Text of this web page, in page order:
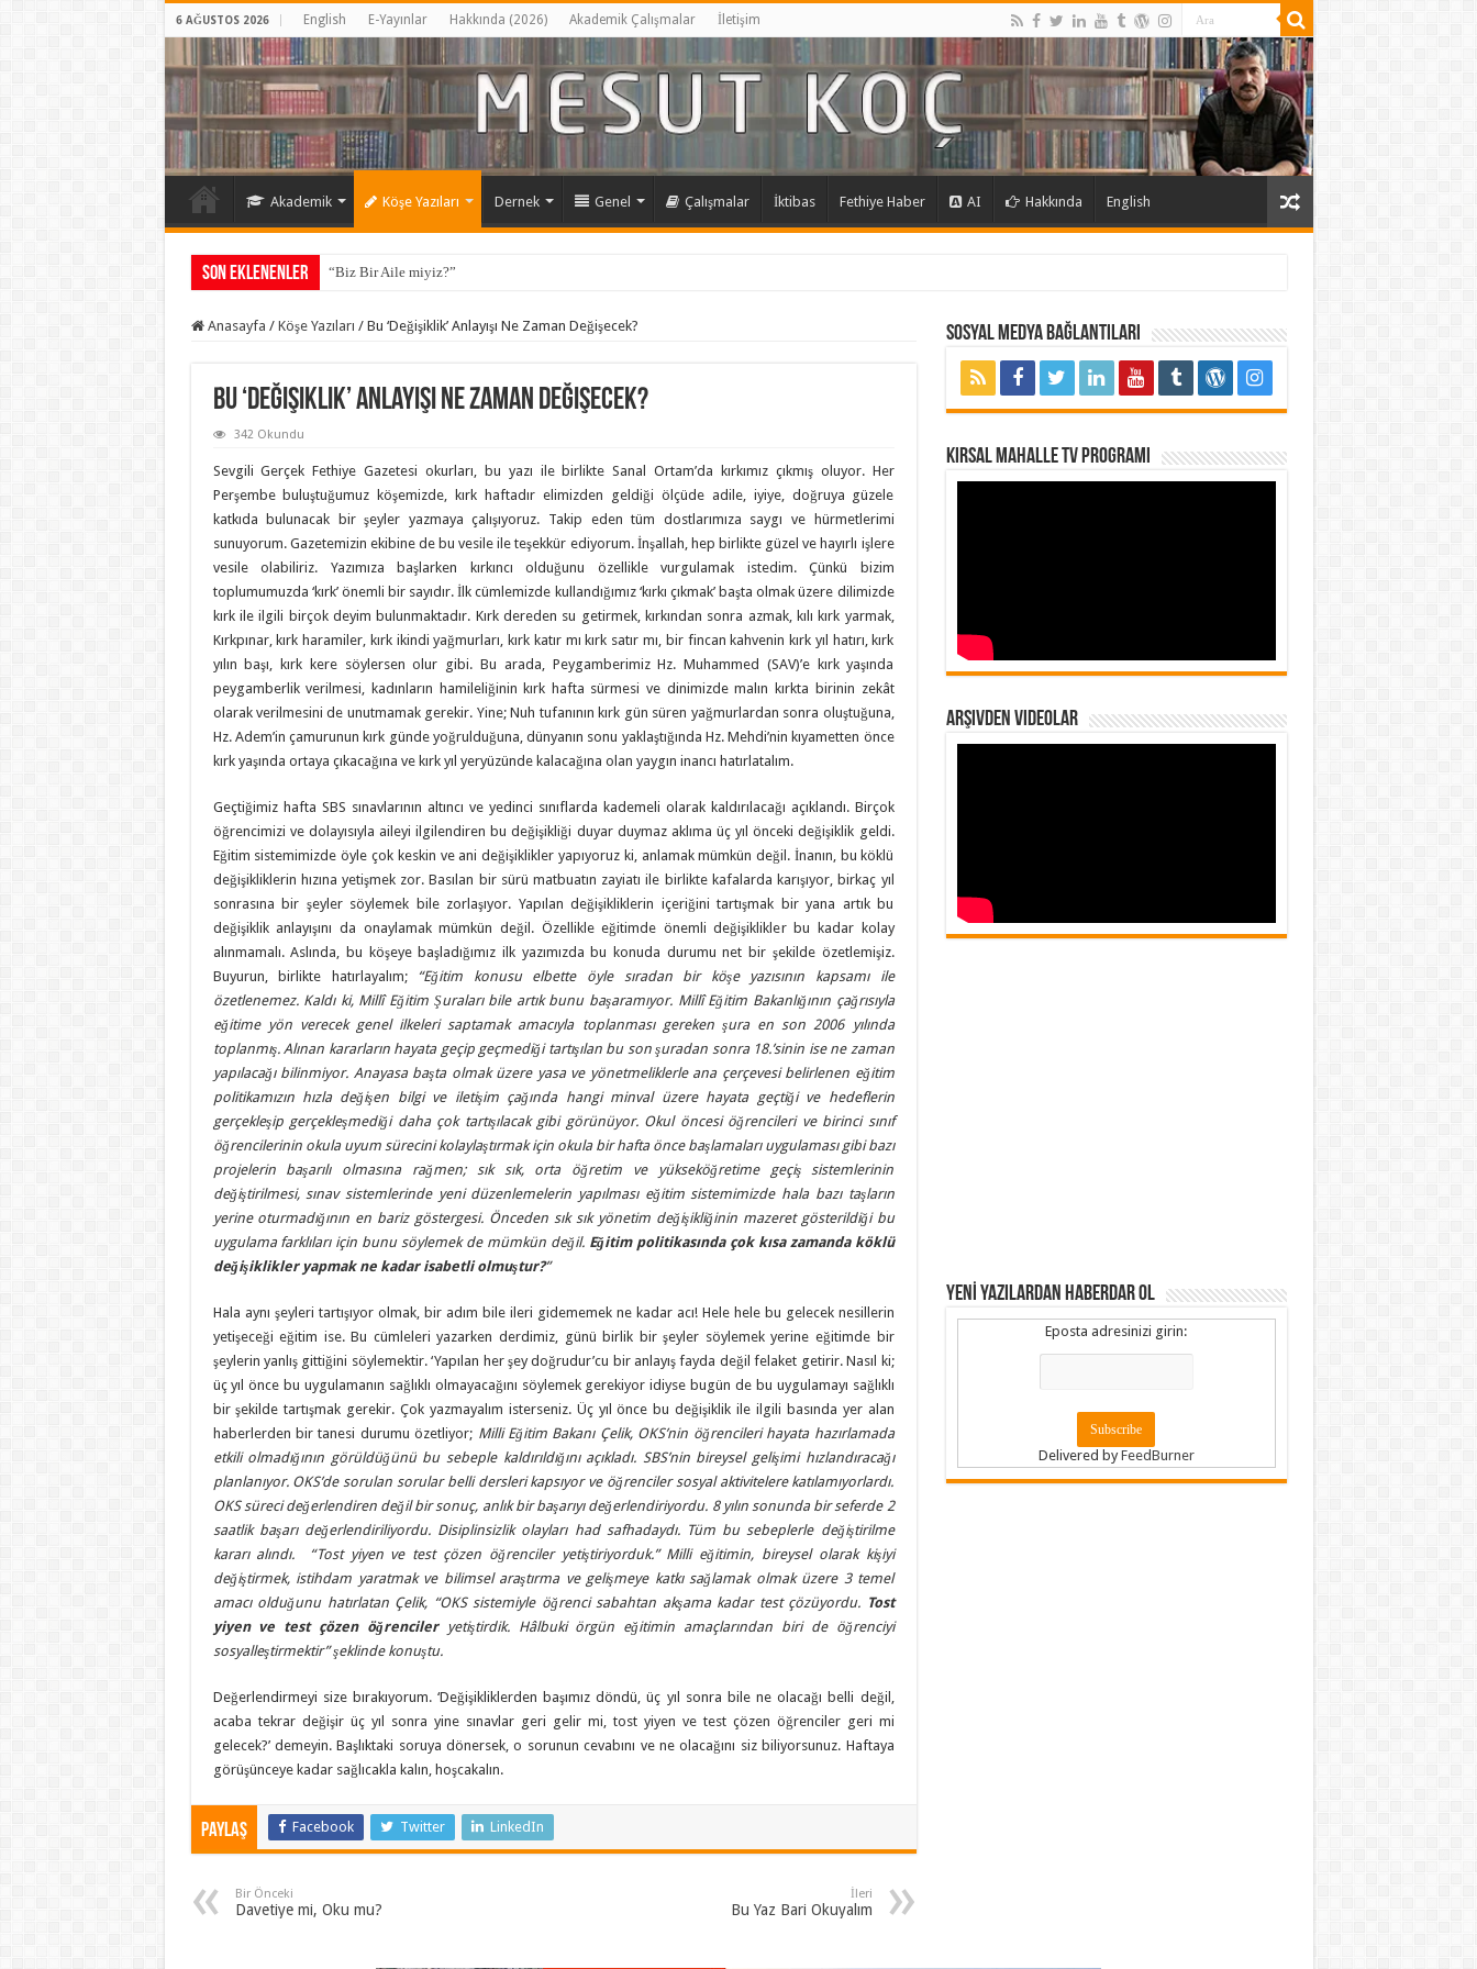
6 AĞUSTOS 2026 English E-Yayınlar Hakkında (2026) Akademik Çalışmalar İletişim
Akademik Köşe Yazıları Dernek Genel Çalışmalar İktibas Fethiye Haber AI Hakkında English
Son Eklenenler “Biz Bir Aile miyiz?”
Anasayfa / Köşe Yazıları / Bu ‘Değişiklik’ Anlayışı Ne Zaman Değişecek?
Bu ‘Değişiklik’ Anlayışı Ne Zaman Değişecek?
342 Okundu
Sevgili Gerçek Fethiye Gazetesi okurları, bu yazı ile birlikte Sanal Ortam’da kırkımız çıkmış oluyor. Her
Perşembe buluştuğumuz köşemizde, kırk haftadır elimizden geldiği ölçüde adile, iyiye, doğruya güzele
katkıda bulunacak bir şeyler yazmaya çalışıyoruz. Takip eden tüm dostlarımıza saygı ve hürmetlerimi
sunuyorum. Gazetemizin ekibine de bu vesile ile teşekkür ediyorum. İnşallah, hep birlikte güzel ve hayırlı işlere
vesile olabiliriz. Yazımıza başlarken kırkıncı olduğunu özellikle vurgulamak istedim. Çünkü bizim
toplumumuzda ‘kırk’ önemli bir sayıdır. İlk cümlemizde kullandığımız ‘kırkı çıkmak’ başta olmak üzere dilimizde
kırk ile ilgili birçok deyim bulunmaktadır. Kırk dereden su getirmek, kırkından sonra azmak, kılı kırk yarmak,
Kırkpınar, kırk haramiler, kırk ikindi yağmurları, kırk katır mı kırk satır mı, bir fincan kahvenin kırk yıl hatırı, kırk
yılın başı, kırk kere söylersen olur gibi. Bu arada, Peygamberimiz Hz. Muhammed (SAV)’e kırk yaşında
peygamberlik verilmesi, kadınların hamileliğinin kırk hafta sürmesi ve dinimizde malın kırkta birinin zekât
olarak verilmesini de unutmamak gerekir. Yine; Nuh tufanının kırk gün süren yağmurlardan sonra oluştuğuna,
Hz. Adem’in çamurunun kırk günde yoğrulduğuna, dünyanın sonu yaklaştığında Hz. Mehdi’nin kıyametten önce
kırk yaşında ortaya çıkacağına ve kırk yıl yeryüzünde kalacağına olan yaygın inancı hatırlatalım.
Geçtiğimiz hafta SBS sınavlarının altıncı ve yedinci sınıflarda kademeli olarak kaldırılacağı açıklandı. Birçok
öğrencimizi ve dolayısıyla aileyi ilgilendiren bu değişikliği duyar duymaz aklıma üç yıl önceki değişiklik geldi.
Eğitim sistemimizde öyle çok keskin ve ani değişiklikler yapıyoruz ki, anlamak mümkün değil. İnanın, bu köklü
değişikliklerin hızına yetişmek zor. Basılan bir sürü matbuatın zayiatı ile birlikte kafalarda karışıyor, birkaç yıl
sonrasına bir şeyler söylemek bile zorlaşıyor. Yapılan değişikliklerin içeriğini tartışmak bir yana artık bu
değişiklik anlayışını da onaylamak mümkün değil. Özellikle eğitimde önemli değişiklikler bu kadar kolay
alınmamalı. Aslında, bu köşeye başladığımız ilk yazımızda bu konuda durumu net bir şekilde özetlemişiz.
Buyurun, birlikte hatırlayalım; “Eğitim konusu elbette öyle sıradan bir köşe yazısının kapsamı ile
özetlenemez. Kaldı ki, Millî Eğitim Şuraları bile artık bunu başaramıyor. Millî Eğitim Bakanlığının çağrısıyla
eğitime yön verecek genel ilkeleri saptamak amacıyla toplanması gereken şura en son 2006 yılında
toplanmış. Alınan kararların hayata geçip geçmediği tartışılan bu son şuradan sonra 18.’sinin ise ne zaman
yapılacağı bilinmiyor. Anayasa başta olmak üzere yasa ve yönetmeliklerle ana çerçevesi belirlenen eğitim
politikamızın hızla değişen bilgi ve iletişim çağında hangi minval üzere hayata geçtiği ve hedeflerin
gerçekleşip gerçekleşmediği daha çok tartışılacak gibi görünüyor. Okul öncesi öğrencileri ve birinci sınıf
öğrencilerinin okula uyum sürecini kolaylaştırmak için okula bir hafta önce başlamaları uygulaması gibi bazı
projelerin başarılı olmasına rağmen; sık sık, orta öğretim ve yükseköğretime geçiş sistemlerinin
değiştirilmesi, sınav sistemlerinde yeni düzenlemelerin yapılması eğitim sistemimizde hala bazı taşların
yerine oturmadığının en bariz göstergesi. Önceden sık sık yönetim değişikliğinin mazeret gösterildiği bu
uygulama farklıları için bunu söylemek de mümkün değil. Eğitim politikasında çok kısa zamanda köklü
değişiklikler yapmak ne kadar isabetli olmuştur?”
Hala aynı şeyleri tartışıyor olmak, bir adım bile ileri gidememek ne kadar acı! Hele hele bu gelecek nesillerin
yetişeceği eğitim ise. Bu cümleleri yazarken derdimiz, günü birlik bir şeyler söylemek yerine eğitimde bir
şeylerin yanlış gittiğini söylemektir. ‘Yapılan her şey doğrudur’cu bir anlayış fayda değil felaket getirir. Nasıl ki;
üç yıl önce bu uygulamanın sağlıklı olmayacağını söylemek gerekiyor idiyse bugün de bu uygulamayı sağlıklı
bir şekilde tartışmak gerekir. Çok yazmayalım isterseniz. Üç yıl önce bu değişiklik ile ilgili basında yer alan
haberlerden bir tanesi durumu özetliyor; Milli Eğitim Bakanı Çelik, OKS’nin öğrencileri hayata hazırlamada
etkili olmadığının görüldüğünü bu sebeple kaldırıldığını açıkladı. SBS’nin bireysel gelişimi hızlandıracağı
planlanıyor. OKS’de sorulan sorular belli dersleri kapsıyor ve öğrenciler sosyal aktivitelere katılamıyorlardı.
OKS süreci değerlendiren değil bir sonuç, anlık bir başarıyı değerlendiriyordu. 8 yılın sonunda bir seferde 2
saatlik başarı değerlendiriliyordu. Disiplinsizlik olayları had safhadaydı. Tüm bu sebeplerle değiştirilme
kararı alındı. “Tost yiyen ve test çözen öğrenciler yetiştiriyorduk.” Milli eğitimin, bireysel olarak kişiyi
değiştirmek, istihdam yaratmak ve bilimsel araştırma ve gelişmeye katkı sağlamak olmak üzere 3 temel
amacı olduğunu hatırlatan Çelik, “OKS sistemiyle öğrenci sabahtan akşama kadar test çözüyordu. Tost
yiyen ve test çözen öğrencileryetiştirdik. Hâlbuki örgün eğitimin amaçlarından biri de öğrenciyi
sosyalleştirmektir” şeklinde konuştu.
Değerlendirmeyi size bırakıyorum. ‘Değişikliklerden başımız döndü, üç yıl sonra bile ne olacağı belli değil,
acaba tekrar değişir üç yıl sonra yine sınavlar geri gelir mi, tost yiyen ve test çözen öğrenciler geri mi
gelecek?’ demeyin. Başlıktaki soruya dönersek, o sorunun cevabını ve ne olacağını siz biliyorsunuz. Haftaya
görüşünceye kadar sağlıcakla kalın, hoşcakalın.
Paylaş Facebook Twitter LinkedIn
Bir Önceki
Davetiye mi, Oku mu?
İleri
Bu Yaz Bari Okuyalım
Sosyal Medya Bağlantıları
Kırsal Mahalle TV Programı
Arşivden Videolar
YENİ YAZILARDAN HABERDAR OL
Eposta adresinizi girin:
Delivered byFeedBurner